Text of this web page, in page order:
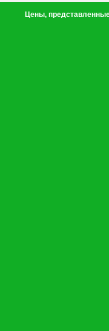
Цены,